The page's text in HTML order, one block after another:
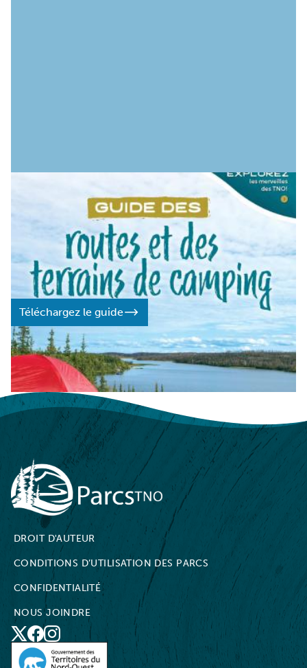
Guide des routes et des
terrains de camping
Tout ce qu’il faut savoir pour découvrir les parcs et les
paysages spectaculaires des Territoires du Nord-Ouest.
Téléchargez le guide
NWT Parks
DROIT D'AUTEUR
CONDITIONS D’UTILISATION DES PARCS
CONFIDENTIALITÉ
NOUS JOINDRE
Social
X Facebook
Instagram